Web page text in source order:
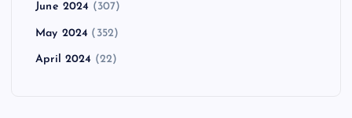
June 2024 (307)
May 2024 (352)
April 2024 (22)